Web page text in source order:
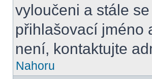
vyloučeni a stále
přihlašovací jméno
není, kontaktujte
Nahoru